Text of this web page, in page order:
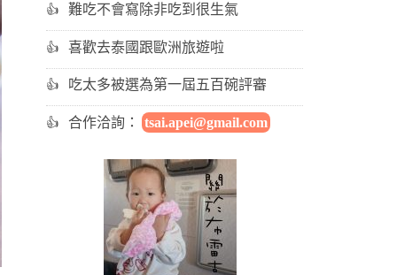
難吃不會寫除非吃到很生氣
喜歡去泰國跟歐洲旅遊啦
吃太多被選為第一屆五百碗評審
合作洽詢： tsai.apei@gmail.com